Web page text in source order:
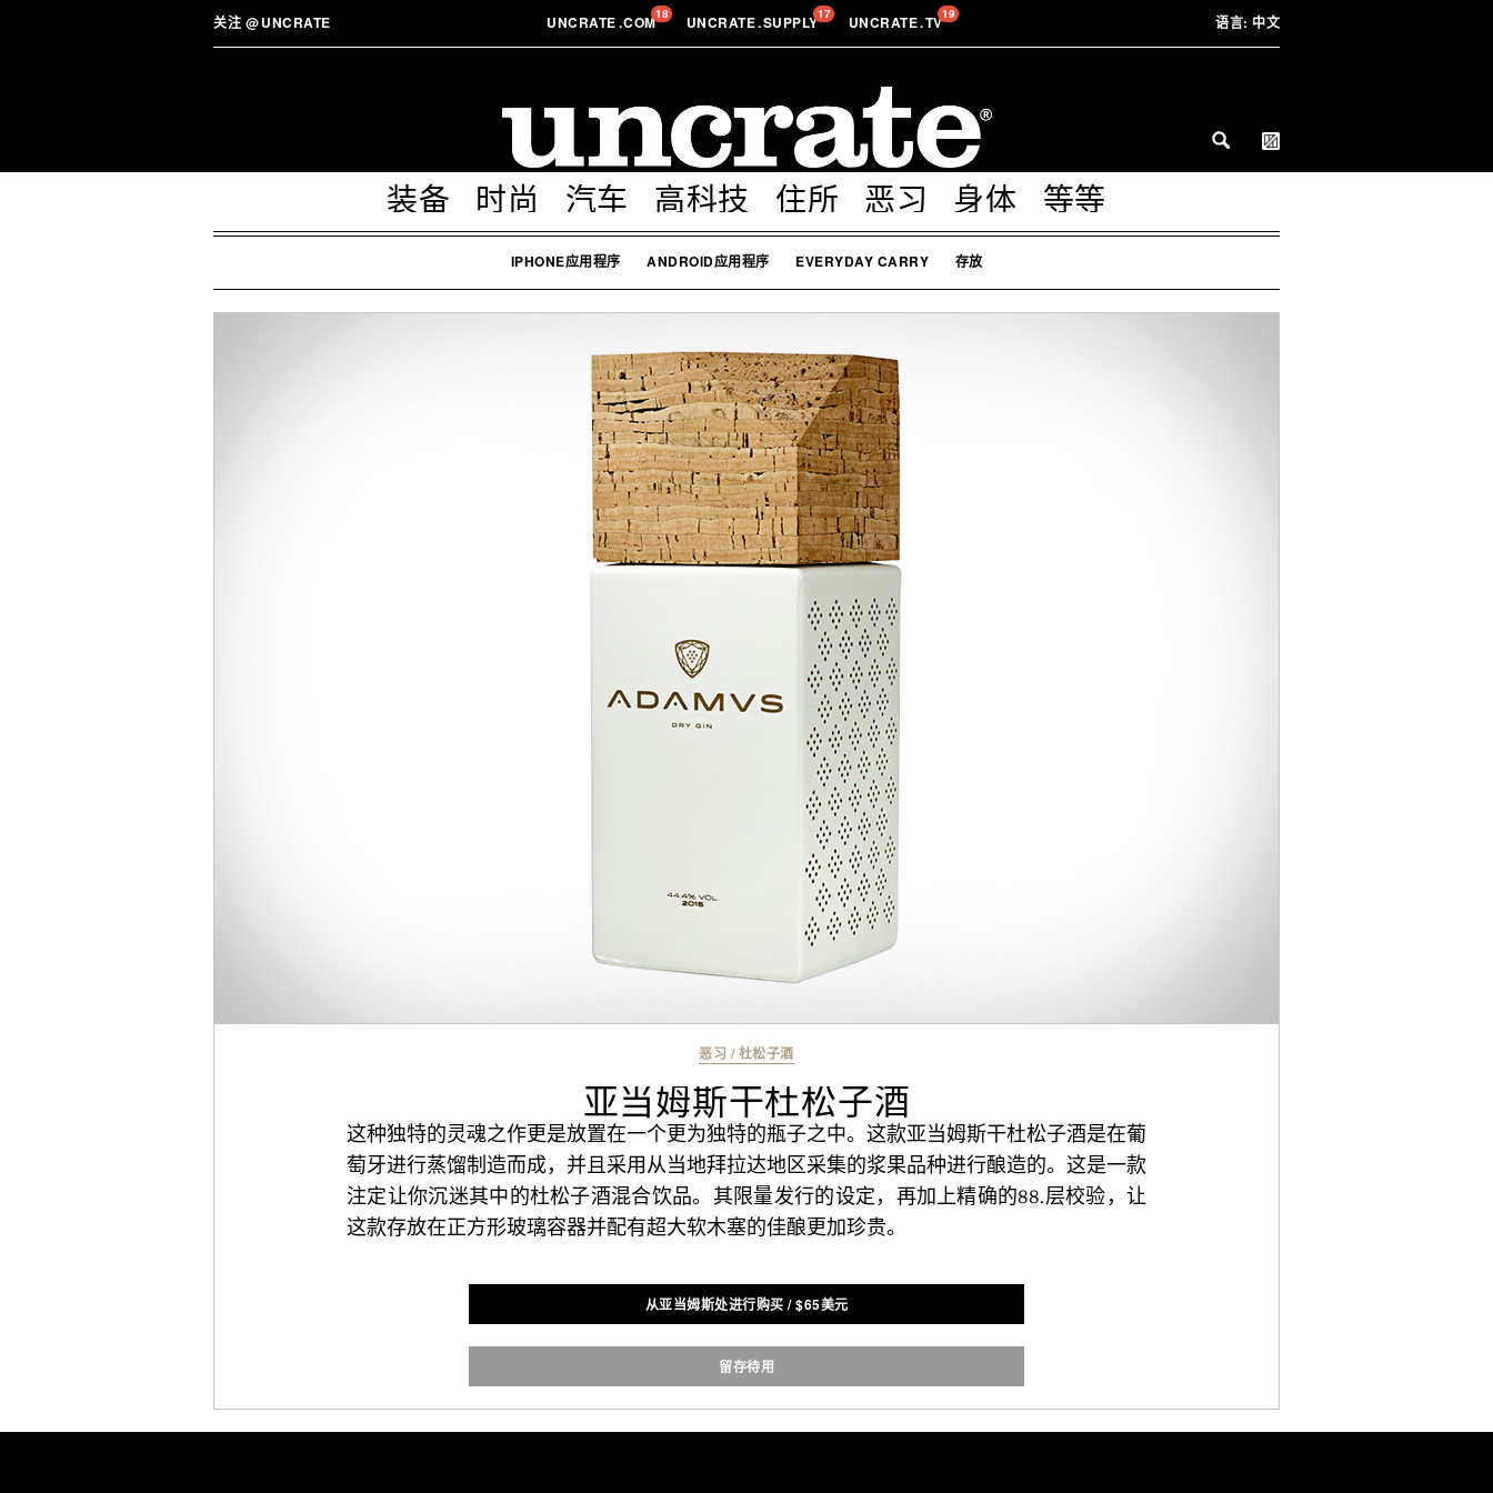
关注 @UNCRATE UNCRATE.COM18 UNCRATE.SUPPLY17 UNCRATE.TV19 语言: 中文
装备 时尚 汽车 高科技 住所 恶习 身体 等等
IPHONE应用程序 ANDROID应用程序 EVERYDAY CARRY 存放
恶习 / 杜松子酒
亚当姆斯干杜松子酒
这种独特的灵魂之作更是放置在一个更为独特的瓶子之中。这款亚当姆斯干杜松子酒是在葡
萄牙进行蒸馏制造而成，并且采用从当地拜拉达地区采集的浆果品种进行酿造的。这是一款
注定让你沉迷其中的杜松子酒混合饮品。其限量发行的设定，再加上精确的88.层校验，让
这款存放在正方形玻璃容器并配有超大软木塞的佳酿更加珍贵。
从亚当姆斯处进行购买 /$65美元
留存待用